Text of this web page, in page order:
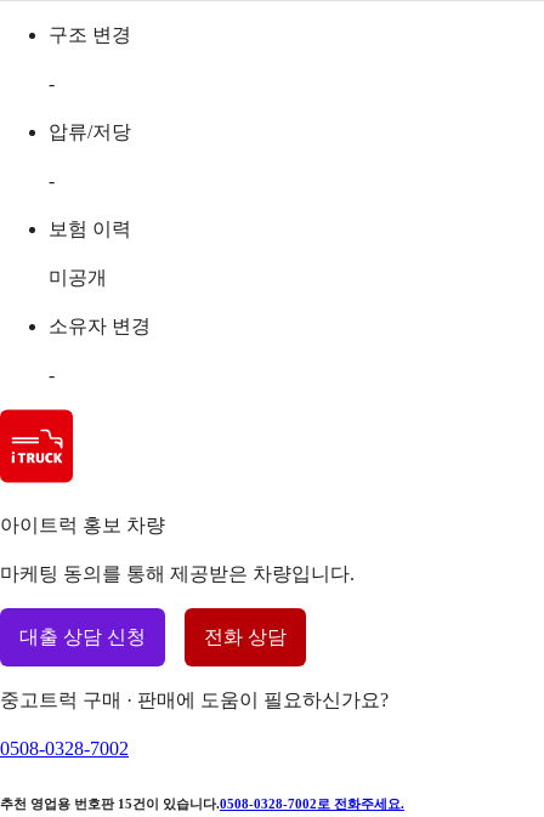
구조 변경
-
압류/저당
-
보험 이력
미공개
소유자 변경
-
아이트럭 홍보 차량
마케팅 동의를 통해 제공받은 차량입니다.
대출 상담 신청 전화 상담
중고트럭 구매 · 판매에 도움이 필요하신가요?
0508-0328-7002
추천 영업용 번호판 15건이 있습니다.0508-0328-7002 로 전화주세요.